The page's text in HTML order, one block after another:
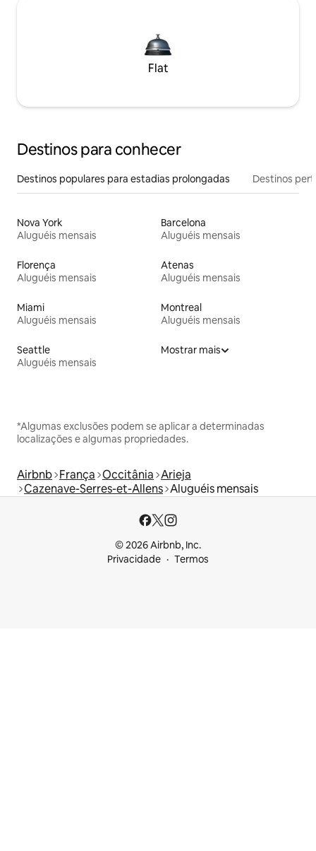
Flat
Destinos para conhecer
Destinos populares para estadias prolongadas Destinos
Nova York
Aluguéis mensais
Barcelona
Aluguéis mensais
Florença
Aluguéis mensais
Atenas
Aluguéis mensais
Miami
Aluguéis mensais
Montreal
Aluguéis mensais
Seattle
Aluguéis mensais
Mostrar mais
*Algumas exclusões podem se aplicar a determinadas
localizações e algumas propriedades.
Airbnb França Occitânia Arieja
Cazenave-Serres-et-Allens Aluguéis mensais
© 2026 Airbnb, Inc.
Privacidade
Termos